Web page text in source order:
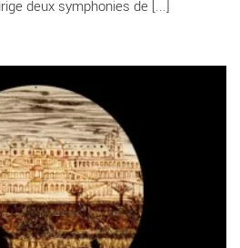
deux symphonies de [...]